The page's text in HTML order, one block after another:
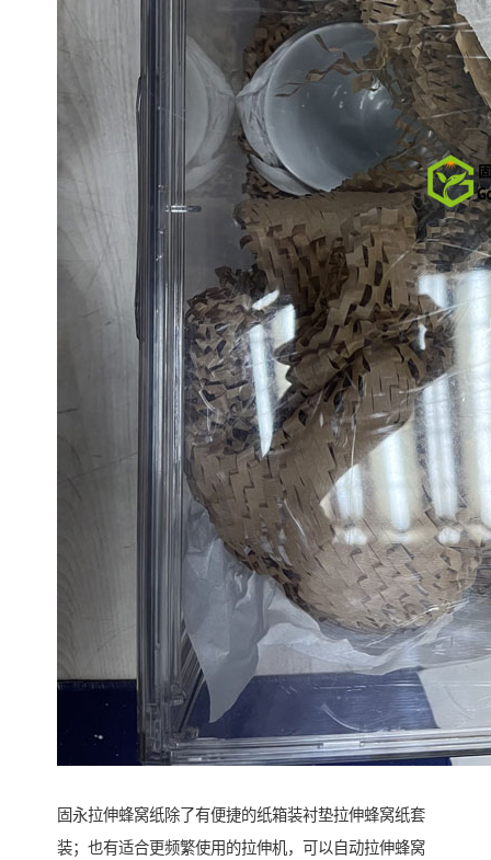
固永拉伸蜂窝纸除了有便捷的纸箱装衬垫拉伸蜂窝纸套
装；也有适合更频繁使用的拉伸机，可以自动拉伸蜂窝